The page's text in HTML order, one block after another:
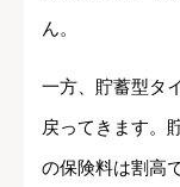
ん。
一方、貯蓄型タ
戻ってきます。
の保険料は割高